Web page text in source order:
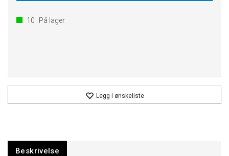
10 På lager
Legg i ønskeliste
Beskrivelse